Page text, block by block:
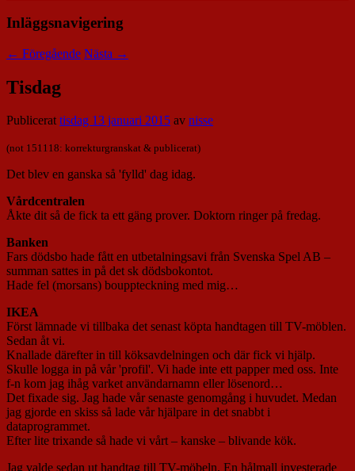
Inläggsnavigering
← Föregående Nästa →
Tisdag
Publicerattisdag 13 januari 2015 av nisse
(not 151118: korrekturgranskat & publicerat)
Det blev en ganska så 'fylld' dag idag.
Vårdcentralen
Åkte dit så de fick ta ett gäng prover. Doktorn ringer på fredag.
Banken
Fars dödsbo hade fått en utbetalningsavi från Svenska Spel AB –
summan sattes in på det sk dödsbokontot.
Hade fel (morsans) bouppteckning med mig…
IKEA
Först lämnade vi tillbaka det senast köpta handtagen till TV-möblen.
Sedan åt vi.
Knallade därefter in till köksavdelningen och där fick vi hjälp.
Skulle logga in på vår 'profil'. Vi hade inte ett papper med oss. Inte
f-n kom jag ihåg varket användarnamn eller lösenord…
Det fixade sig. Jag hade vår senaste genomgång i huvudet. Medan
jag gjorde en skiss så lade vår hjälpare in det snabbt i
dataprogrammet.
Efter lite trixande så hade vi vårt – kanske – blivande kök.
Jag valde sedan ut handtag till TV-möbeln. En hålmall investerade